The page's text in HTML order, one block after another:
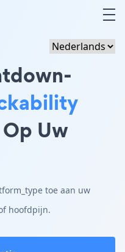
Uw
toe aan uw
hoofdpijn.